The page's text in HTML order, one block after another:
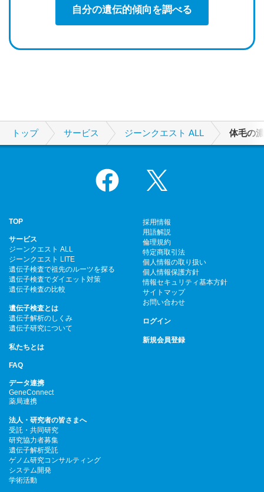
自分の遺伝的傾向を調べる
トップ サービス ジーンクエスト ALL 体毛の
Facebook
TOP
サービス
ジーンクエスト ALL
ジーンクエスト LITE
遺伝子検査で祖先のルーツを探る
遺伝子検査でダイエット対策
遺伝子検査の比較
遺伝子検査とは
遺伝子解析のしくみ
遺伝子研究について
私たちとは
FAQ
データ連携
GeneConnect
薬局連携
法人・研究者の皆さまへ
受託・共同研究
研究協力者募集
遺伝子解析受託
ゲノム研究コンサルティング
システム開発
学術活動
採用情報
用語解説
倫理規約
特定商取引法
個人情報の取り扱い
個人情報保護方針
情報セキュリティ基本方針
サイトマップ
お問い合わせ
ログイン
新規会員登録